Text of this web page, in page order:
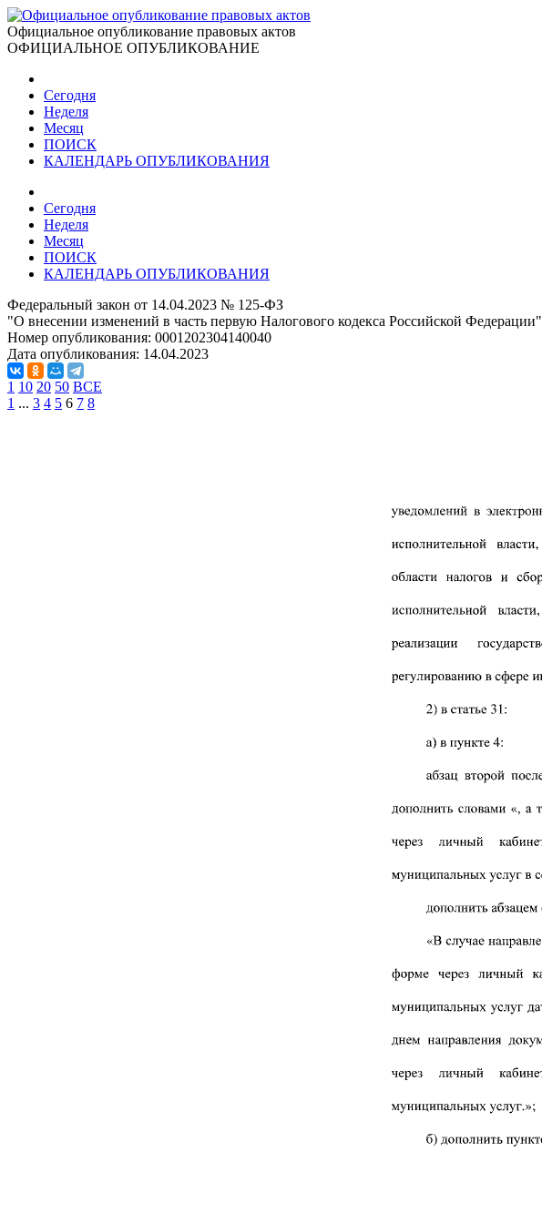
Официальное опубликование правовых актов
ОФИЦИАЛЬНОЕ ОПУБЛИКОВАНИЕ
Сегодня
Неделя
Месяц
ПОИСК
КАЛЕНДАРЬ ОПУБЛИКОВАНИЯ
Сегодня
Неделя
Месяц
ПОИСК
КАЛЕНДАРЬ ОПУБЛИКОВАНИЯ
Федеральный закон от 14.04.2023 № 125-ФЗ
"О внесении изменений в часть первую Налогового кодекса Российской Федерации"
Номер опубликования: 0001202304140040
Дата опубликования: 14.04.2023
1 10 20 50 ВСЕ
1 ... 3 4 5 6 7 8